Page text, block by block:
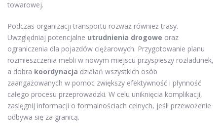
towarowej.
Podczas organizacji transportu rozważ również trasy.
Uwzględniaj potencjalne utrudnienia drogowe oraz
ograniczenia dla pojazdów ciężarowych. Przygotowanie planu
rozmieszczenia mebli w nowym miejscu przyspieszy rozładunek,
a dobra koordynacja działań wszystkich osób
zaangażowanych w pomoc zwiększy efektywność i płynność
całego procesu przeprowadzki. W celu uniknięcia komplikacji,
zasięgnij informacji o formalnościach celnych, jeśli przewożenie
odbywa się za granicą.